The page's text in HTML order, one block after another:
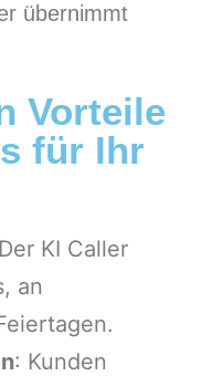
übernimmt
Vorteile
für Ihr
KI Caller
an
: Kunden